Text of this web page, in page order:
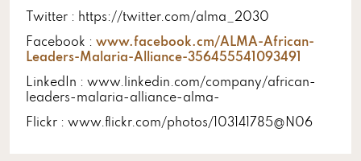
Twitter : https://twitter.com/alma_2030
Facebook : www.facebook.cm/ALMA-African-
Leaders-Malaria-Alliance-356455541093491
LinkedIn : www.linkedin.com/company/african-
leaders-malaria-alliance-alma-
Flickr : www.flickr.com/photos/103141785@N06